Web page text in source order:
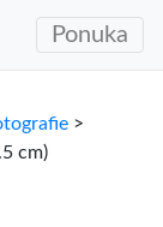
Ponuka
>
cm)